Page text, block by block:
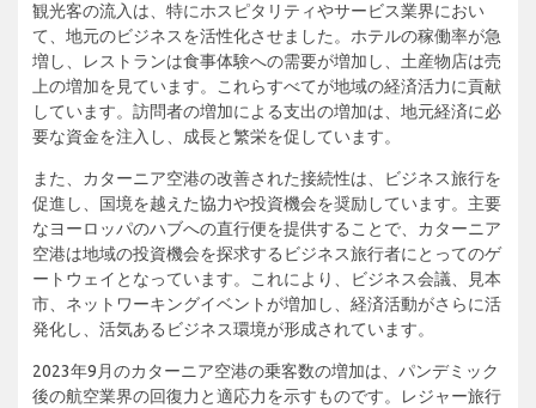
観光客の流入は、特にホスピタリティやサービス業界におい
て、地元のビジネスを活性化させました。ホテルの稼働率が急
増し、レストランは食事体験への需要が増加し、土産物店は売
上の増加を見ています。これらすべてが地域の経済活力に貢献
しています。訪問者の増加による支出の増加は、地元経済に必
要な資金を注入し、成長と繁栄を促しています。
また、カターニア空港の改善された接続性は、ビジネス旅行を
促進し、国境を越えた協力や投資機会を奨励しています。主要
なヨーロッパのハブへの直行便を提供することで、カターニア
空港は地域の投資機会を探求するビジネス旅行者にとってのゲ
ートウェイとなっています。これにより、ビジネス会議、見本
市、ネットワーキングイベントが増加し、経済活動がさらに活
発化し、活気あるビジネス環境が形成されています。
2023年9月のカターニア空港の乗客数の増加は、パンデミック
後の航空業界の回復力と適応力を示すものです。レジャー旅行